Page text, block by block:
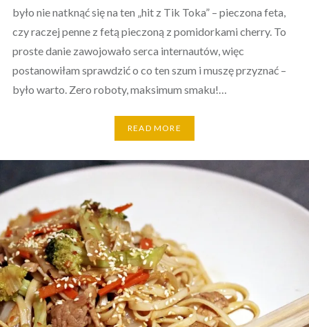
było nie natknąć się na ten „hit z Tik Toka” – pieczona feta,
czy raczej penne z fetą pieczoną z pomidorkami cherry. To
proste danie zawojowało serca internautów, więc
postanowiłam sprawdzić o co ten szum i muszę przyznać –
było warto. Zero roboty, maksimum smaku!…
READ MORE